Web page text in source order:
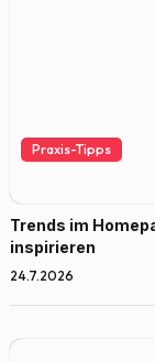
Praxis-Tipps
Trends im
inspirieren
24.7.2026